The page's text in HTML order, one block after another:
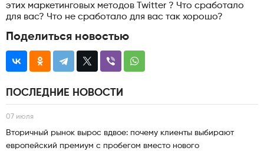
этих маркетинговых методов Twitter ? Что сработало
для вас? Что не сработало для вас так хорошо?
Поделиться новостью
ПОСЛЕДНИЕ НОВОСТИ
07 июля
Вторичный рынок вырос вдвое: почему клиенты выбирают
европейский премиум с пробегом вместо нового